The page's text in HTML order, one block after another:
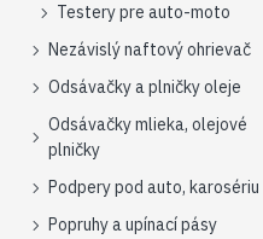
Testery pre auto-moto
Nezávislý naftový ohrievač
Odsávačky a plničky oleje
Odsávačky mlieka, olejové
plničky
Podpery pod auto, karosériu
Popruhy a upínací pásy